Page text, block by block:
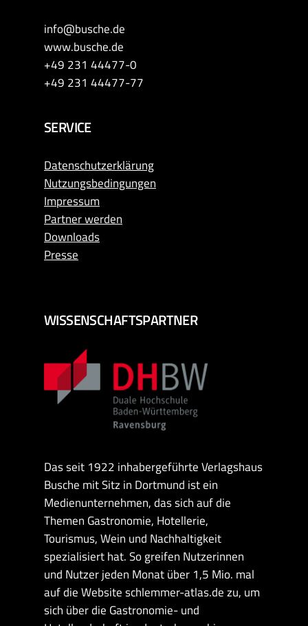
info@busche.de
www.busche.de
+49 231 44477-0
+49 231 44477-77
SERVICE
Datenschutzerklärung
Nutzungsbedingungen
Impressum
Partner werden
Downloads
Presse
WISSENSCHAFTSPARTNER
Das seit 1922 inhabergeführte Verlagshaus
Busche mit Sitz in Dortmund ist ein
Medienunternehmen, das sich auf die
Themen Gastronomie, Hotellerie,
Tourismus, Wein und Nachhaltigkeit
spezialisiert hat. So greifen Nutzerinnen
und Nutzer jeden Monat über 1,5 Mio. mal
auf die Website schlemmer-atlas.de zu, um
sich über die Gastronomie- und